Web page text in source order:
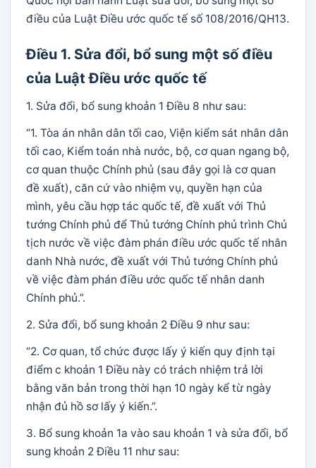
điều của Luật Điều ước quốc tế số 108/2016/QH13.
Điều 1. Sửa đổi, bổ sung một số điều
của Luật Điều ước quốc tế
1. Sửa đổi, bổ sung khoản 1 Điều 8 như sau:
“1. Tòa án nhân dân tối cao, Viện kiểm sát nhân dân
tối cao, Kiểm toán nhà nước, bộ, cơ quan ngang bộ,
cơ quan thuộc Chính phủ (sau đây gọi là cơ quan
đề xuất), căn cứ vào nhiệm vụ, quyền hạn của
mình, yêu cầu hợp tác quốc tế, đề xuất với Thủ
tướng Chính phủ để Thủ tướng Chính phủ trình Chủ
tịch nước về việc đàm phán điều ước quốc tế nhân
danh Nhà nước, đề xuất với Thủ tướng Chính phủ
về việc đàm phán điều ước quốc tế nhân danh
Chính phủ.”.
2. Sửa đổi, bổ sung khoản 2 Điều 9 như sau:
“2. Cơ quan, tổ chức được lấy ý kiến quy định tại
điểm c khoản 1 Điều này có trách nhiệm trả lời
bằng văn bản trong thời hạn 10 ngày kể từ ngày
nhận đủ hồ sơ lấy ý kiến.”.
3. Bổ sung khoản 1a vào sau khoản 1 và sửa đổi, bổ
sung khoản 2 Điều 11 như sau: